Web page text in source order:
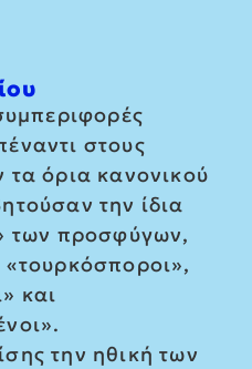
στους
όρια κανονικού
την ίδια
των προσφύγων,
και
την ηθική των